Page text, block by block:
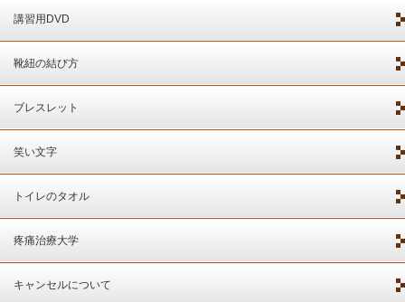
講習用DVD
靴紐の結び方
ブレスレット
笑い文字
トイレのタオル
疼痛治療大学
キャンセルについて